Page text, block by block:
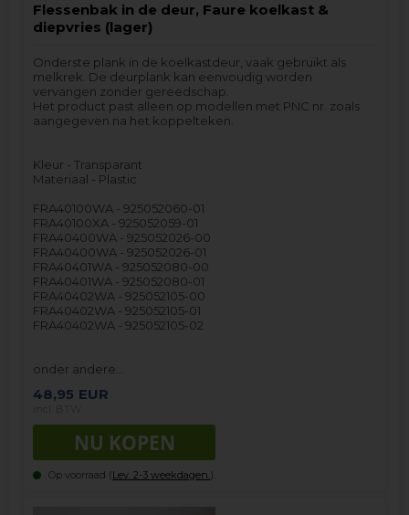
Flessenbak in de deur, Faure koelkast &
diepvries (lager)
Onderste plank in de koelkastdeur, vaak gebruikt als
melkrek. De deurplank kan eenvoudig worden
vervangen zonder gereedschap.
Het product past alleen op modellen met PNC nr. zoals
aangegeven na het koppelteken.
Kleur - Transparant
Materiaal - Plastic
FRA40100WA - 925052060-01
FRA40100XA - 925052059-01
FRA40400WA - 925052026-00
FRA40400WA - 925052026-01
FRA40401WA - 925052080-00
FRA40401WA - 925052080-01
FRA40402WA - 925052105-00
FRA40402WA - 925052105-01
FRA40402WA - 925052105-02
onder andere…
48,95 EUR
Op voorraad (Lev. 2-3 weekdagen. ).